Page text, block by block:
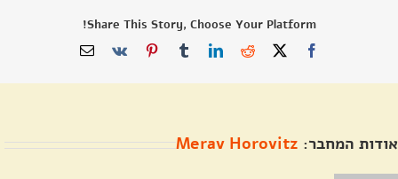
Share This Story, Choose Your Platform!
Facebook
X
Reddit
LinkedIn
Tumblr
Pinterest
Vk
כתובת
אודות המחבר: Merav Horovitz